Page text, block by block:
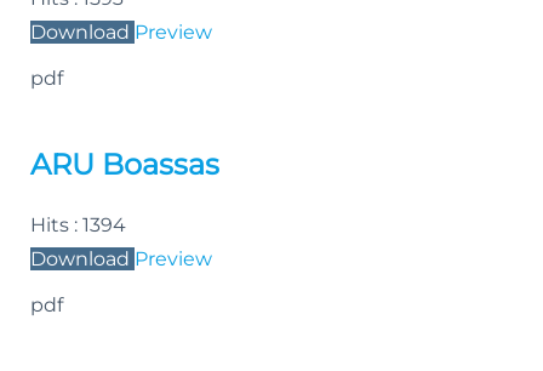
Download Preview
pdf
ARU Boassas
Hits : 1394
Download Preview
pdf